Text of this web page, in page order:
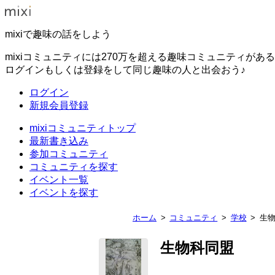
mixiで趣味の話をしよう
mixiコミュニティには270万を超える趣味コミュニティがある
ログインもしくは登録をして同じ趣味の人と出会おう♪
ログイン
新規会員登録
mixiコミュニティトップ
最新書き込み
参加コミュニティ
コミュニティを探す
イベント一覧
イベントを探す
ホーム コミュニティ 学校 生
生物科同盟